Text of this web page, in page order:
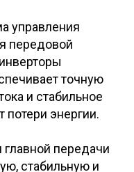
управления
передовой
точную
и стабильное
потери энергии.
передачи
стабильную и